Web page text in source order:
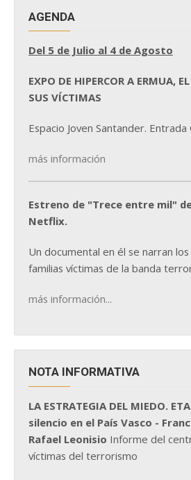
AGENDA
Del 5 de Julio al 4 de Agosto
EXPO DE HIPERCOR A ERMUA,
SUS VÍCTIMAS
Espacio Joven Santander.
más información
Estreno de "Trece entre mil"
Netflix.
Un documental en él se narran
familias víctimas de la banda
más información...
NOTA INFORMATIVA
LA ESTRATEGIA DEL MIEDO.
silencio en el País Vasco -
Rafael Leonisio Informe del
víctimas del terrorismo